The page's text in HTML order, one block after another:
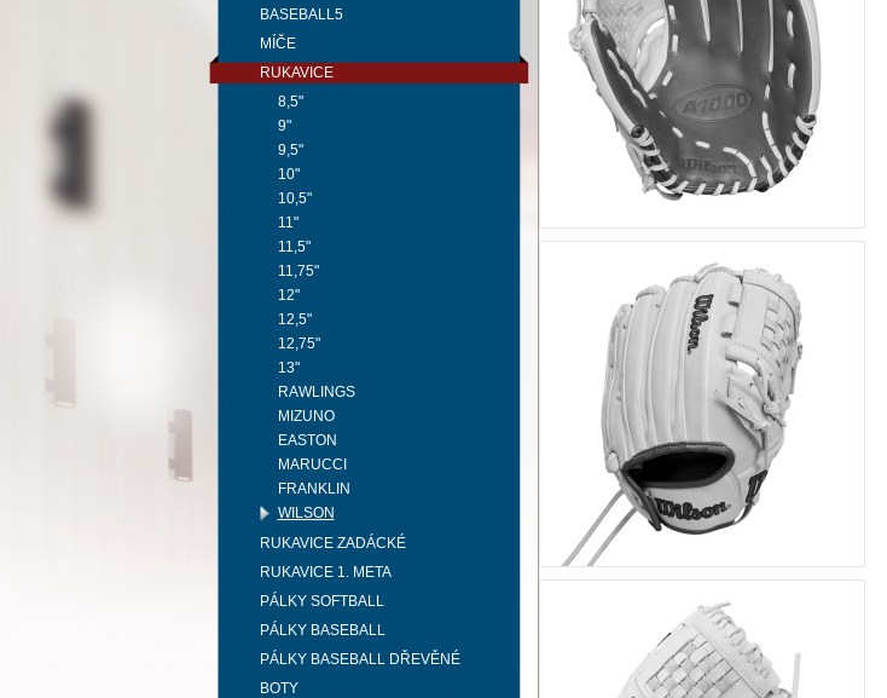
BASEBALL5
MÍČE
RUKAVICE
8,5"
9"
9,5"
10"
10,5"
11"
11,5"
11,75"
12"
12,5"
12,75"
13"
RAWLINGS
MIZUNO
EASTON
MARUCCI
FRANKLIN
WILSON
RUKAVICE ZADÁCKÉ
RUKAVICE 1. META
PÁLKY SOFTBALL
PÁLKY BASEBALL
PÁLKY BASEBALL DŘEVĚNÉ
BOTY